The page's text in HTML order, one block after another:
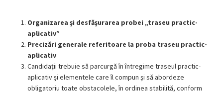
Organizarea şi desfăşurarea probei „traseu practic-
aplicativ”
Precizări generale referitoare la proba traseu practic-
aplicativ
Candidaţii trebuie să parcurgă în întregime traseul practic-
aplicativ şi elementele care îl compun şi să abordeze
obligatoriu toate obstacolele, în ordinea stabilită, conform